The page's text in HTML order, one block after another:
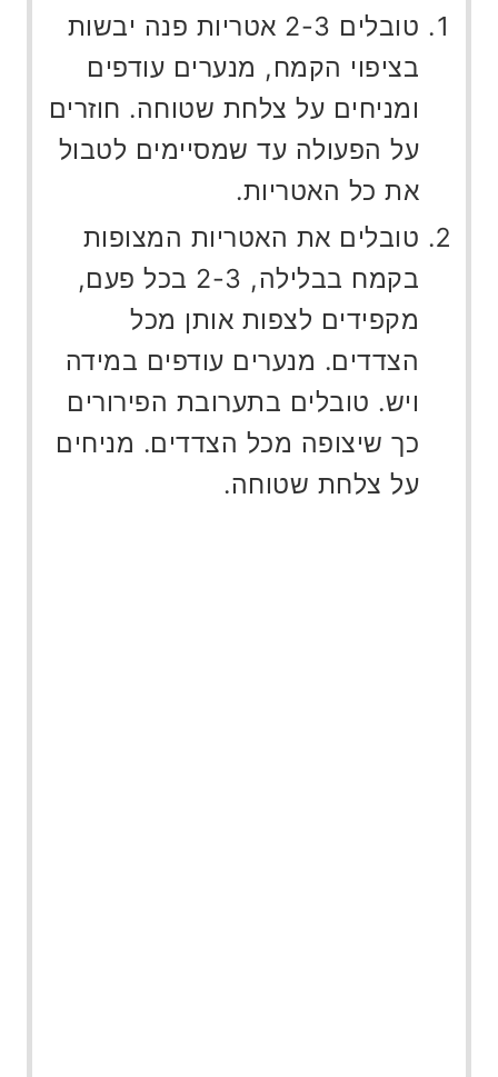
טובלים 2-3 אטריות פנה יבשות
בציפוי הקמח, מנערים עודפים
ומניחים על צלחת שטוחה. חוזרים
על הפעולה עד שמסיימים לטבול
את כל האטריות.
טובלים את האטריות המצופות
בקמח בבלילה, 2-3 בכל פעם,
מקפידים לצפות אותן מכל
הצדדים. מנערים עודפים במידה
ויש. טובלים בתערובת הפירורים
כך שיצופה מכל הצדדים. מניחים
על צלחת שטוחה.